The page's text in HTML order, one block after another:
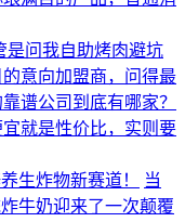
是问我自助烤肉避坑
意向加盟商，问得最
谱公司到底有哪家？
就是性价比，实则要
生炸物新赛道！
当
牛奶迎来了一次颠覆